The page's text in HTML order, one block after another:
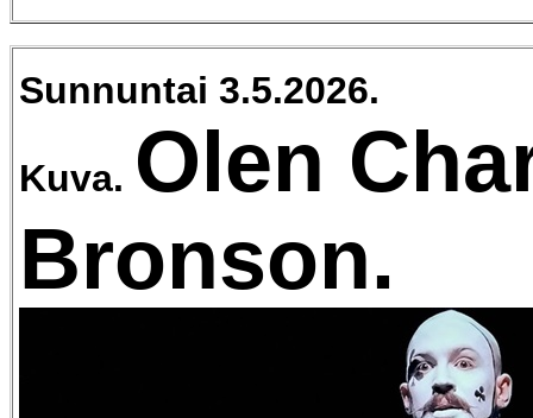
Sunnuntai 3.5.2026.
Kuva. Olen
Bronson.